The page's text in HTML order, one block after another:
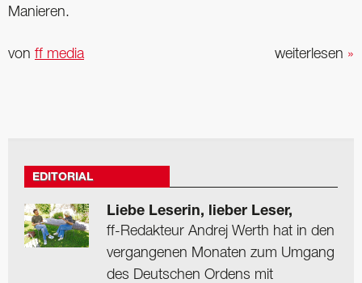
Manieren.
weiterlesen »
von ff media
EDITORIAL
Liebe Leserin, lieber Leser,
ff-Redakteur Andrej Werth hat in den
vergangenen Monaten zum Umgang
des Deutschen Ordens mit